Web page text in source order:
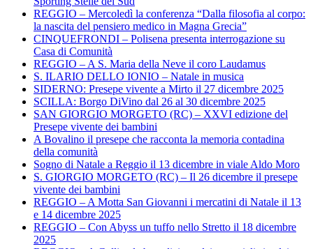
REGGIO – Mercoledì la conferenza “Dalla filosofia al corpo:
la nascita del pensiero medico in Magna Grecia”
CINQUEFRONDI – Polisena presenta interrogazione su
Casa di Comunità
REGGIO – A S. Maria della Neve il coro Laudamus
S. ILARIO DELLO IONIO – Natale in musica
SIDERNO: Presepe vivente a Mirto il 27 dicembre 2025
SCILLA: Borgo DiVino dal 26 al 30 dicembre 2025
SAN GIORGIO MORGETO (RC) – XXVI edizione del
Presepe vivente dei bambini
A Bovalino il presepe che racconta la memoria contadina
della comunità
Sogno di Natale a Reggio il 13 dicembre in viale Aldo Moro
S. GIORGIO MORGETO (RC) – Il 26 dicembre il presepe
vivente dei bambini
REGGIO – A Motta San Giovanni i mercatini di Natale il 13
e 14 dicembre 2025
REGGIO – Con Abyss un tuffo nello Stretto il 18 dicembre
2025